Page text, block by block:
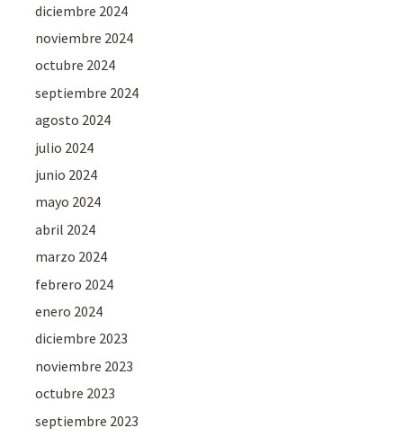
diciembre 2024
noviembre 2024
octubre 2024
septiembre 2024
agosto 2024
julio 2024
junio 2024
mayo 2024
abril 2024
marzo 2024
febrero 2024
enero 2024
diciembre 2023
noviembre 2023
octubre 2023
septiembre 2023